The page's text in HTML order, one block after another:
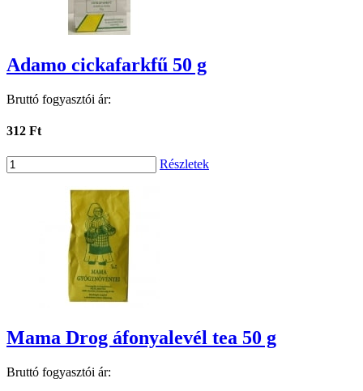
Adamo cickafarkfű 50 g
Bruttó fogyasztói ár:
312 Ft
Részletek
Mama Drog áfonyalevél tea 50 g
Bruttó fogyasztói ár: